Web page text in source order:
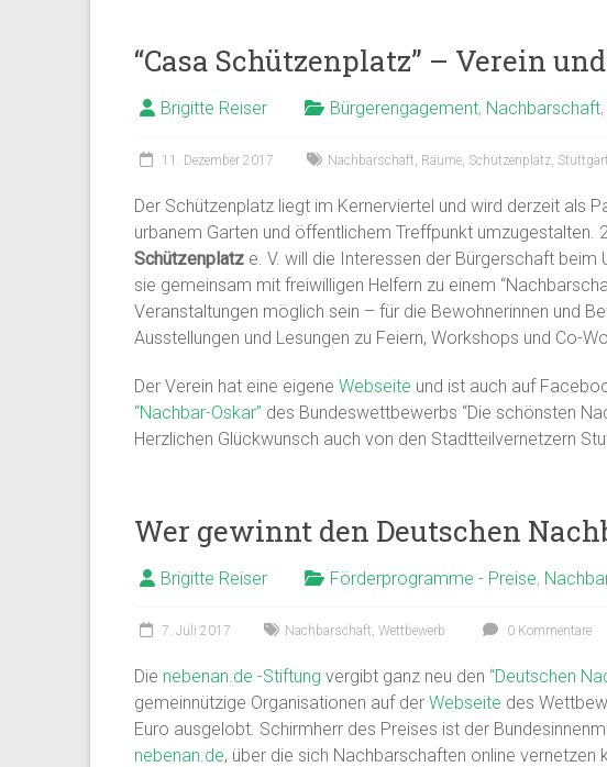
“Casa Schützenplatz” – Verein
Brigitte Reiser Bürgerengagement, Nachbarschaft,
11. Dezember 2017 Nachbarschaft, Räume, Schützenplatz,
Der Schützenplatz liegt im Kernerviertel und wird derzeit als
urbanem Garten und öffentlichem Treffpunkt
Schützenplatz e. V. will die Interessen der Bürgerschaft
sie gemeinsam mit freiwilligen Helfern zu einem
Veranstaltungen möglich sein – für die Bewohnerinnen und
Ausstellungen und Lesungen zu Feiern, Workshops und Co-
Der Verein hat eine eigene Webseite und ist auch auf
“Nachbar-Oskar” des Bundeswettbewerbs “Die schönsten
Herzlichen Glückwunsch auch von den Stadtteilvernetzern
Wer gewinnt den Deutschen
Brigitte Reiser Förderprogramme - Preise,
7. Juli 2017 Nachbarschaft, Wettbewerb 0 Kommentare
Die nebenan.de -Stiftung vergibt ganz neu den “Deutschen
gemeinnützige Organisationen auf der Webseite des
Euro ausgelobt. Schirmherr des Preises ist der
nebenan.de, über die sich Nachbarschaften online